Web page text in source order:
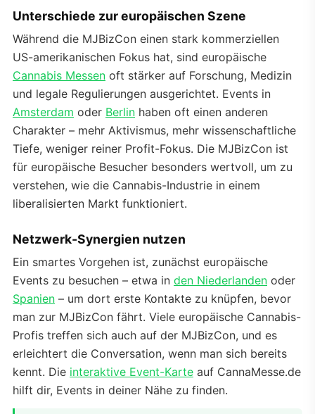
Unterschiede zur europäischen Szene
Während die MJBizCon einen stark kommerziellen
US-amerikanischen Fokus hat, sind europäische
Cannabis Messen oft stärker auf Forschung, Medizin
und legale Regulierungen ausgerichtet. Events in
Amsterdam oder Berlin haben oft einen anderen
Charakter – mehr Aktivismus, mehr wissenschaftliche
Tiefe, weniger reiner Profit-Fokus. Die MJBizCon ist
für europäische Besucher besonders wertvoll, um zu
verstehen, wie die Cannabis-Industrie in einem
liberalisierten Markt funktioniert.
Netzwerk-Synergien nutzen
Ein smartes Vorgehen ist, zunächst europäische
Events zu besuchen – etwa in den Niederlanden oder
Spanien – um dort erste Kontakte zu knüpfen, bevor
man zur MJBizCon fährt. Viele europäische Cannabis-
Profis treffen sich auch auf der MJBizCon, und es
erleichtert die Conversation, wenn man sich bereits
kennt. Die interaktive Event-Karte auf CannaMesse.de
hilft dir, Events in deiner Nähe zu finden.